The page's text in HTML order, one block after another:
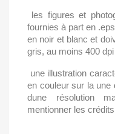
les figures et
fournies à part en
en noir et blanc et
gris, au moins 400 dpi
une illustration
en couleur sur la une
dune résolution
mentionner les